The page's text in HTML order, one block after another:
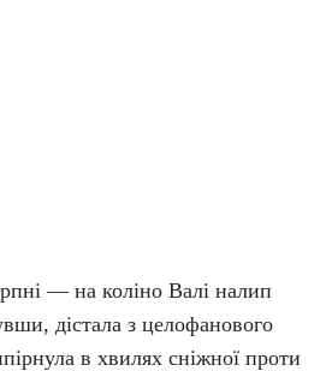
— на коліно Валі налип
дістала з целофанового
в хвилях сніжної проти